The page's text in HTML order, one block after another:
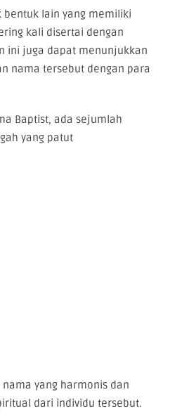
bentuk lain yang memiliki
kali disertai dengan
ini juga dapat menunjukkan
nama tersebut dengan para
Baptist, ada sejumlah
yang patut
yang harmonis dan
dari individu tersebut.